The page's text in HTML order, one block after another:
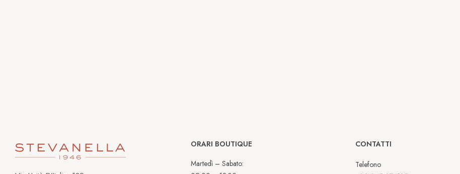
ORARI BOUTIQUE
Martedì – Sabato:
CONTATTI
Telefono